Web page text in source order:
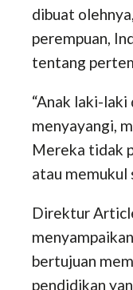
dibuat
perempuan,
tentang
“Anak laki-
menyayangi,
Mereka tidak
atau memukul
Direktur
bertujuan
pendidikan